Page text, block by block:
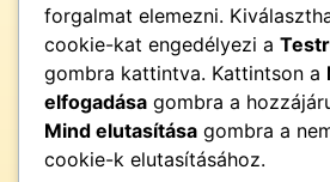
Kapcsolat
info@fenyor.hu
+36 30 000 0000
Magyarország
forgalmat elemezni.
cookie-kat engedélyezi a
gombra kattintva. Kattintson a
elfogadása gombra a
Mind elutasítása gombra a
cookie-k elutasításához.